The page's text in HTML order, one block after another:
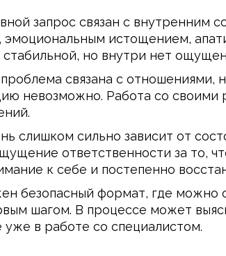
запрос связан с
эмоциональным истощением,
но внутри нет
связана с отношениями,
невозможно. Работа со
слишком сильно зависит от
ответственности за то,
к себе и постепенно
безопасный формат, где можно
шагом. В процессе может
в работе со специалистом.